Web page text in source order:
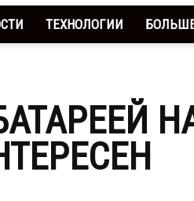
Мобильные
Технологии
ТЕХНОЛОГИИ